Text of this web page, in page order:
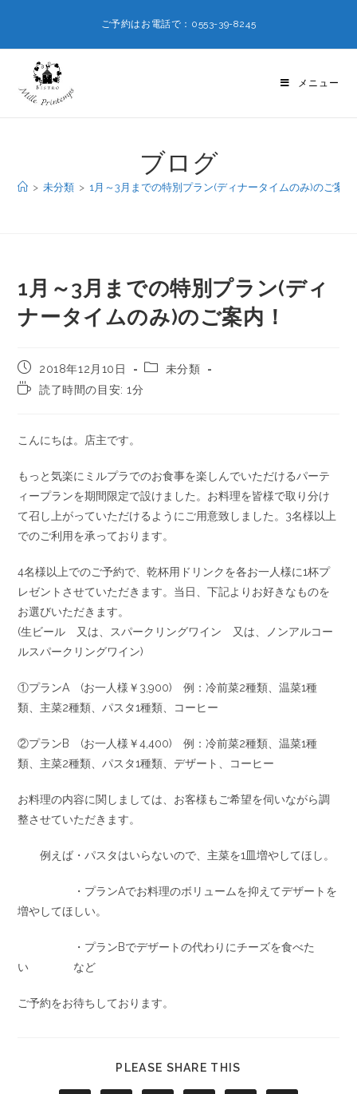
ご予約はお電話で：0553-39-8245
メニュー
ブログ
> 未分類 > 1月～3月までの特別プラン(ディナータイムのみ)のご案内
1月～3月までの特別プラン(ディ
ナータイムのみ)のご案内！
2018年12月10日
未分類
読了時間の目安: 1分
こんにちは。店主です。
もっと気楽にミルプラでのお食事を楽しんでいただけるパーテ
ィープランを期間限定で設けました。お料理を皆様で取り分け
て召し上がっていただけるようにご用意致しました。3名様以上
でのご利用を承っております。
4名様以上でのご予約で、乾杯用ドリンクを各お一人様に1杯プ
レゼントさせていただきます。当日、下記よりお好きなものを
お選びいただきます。
(生ビール 又は、スパークリングワイン 又は、ノンアルコー
ルスパークリングワイン)
①プランA (お一人様￥3,900) 例：冷前菜2種類、温菜1種
類、主菜2種類、パスタ1種類、コーヒー
②プランB (お一人様￥4,400) 例：冷前菜2種類、温菜1種
類、主菜2種類、パスタ1種類、デザート、コーヒー
お料理の内容に関しましては、お客様もご希望を伺いながら調
整させていただきます。
例えば・パスタはいらないので、主菜を1皿増やしてほし。
・プランAでお料理のボリュームを抑えてデザートを
増やしてほしい。
・プランBでデザートの代わりにチーズを食べた
い など
ご予約をお待ちしております。
PLEASE SHARE THIS